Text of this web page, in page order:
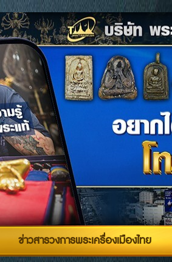
ข่าวสารวงการพระเครื่องเมืองไทย